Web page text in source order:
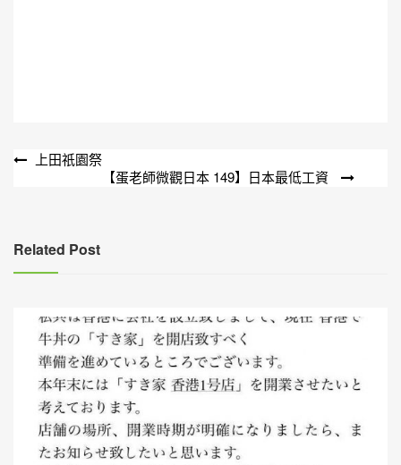
文
覽
上田祇園祭
【蛋老師微觀日本 149】日本最低工資
Related Post